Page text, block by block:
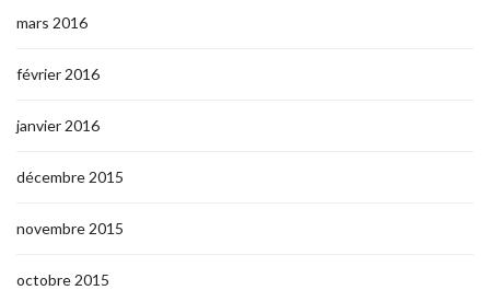
mars 2016
février 2016
janvier 2016
décembre 2015
novembre 2015
octobre 2015